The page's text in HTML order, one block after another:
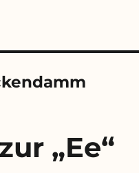
„Ee“